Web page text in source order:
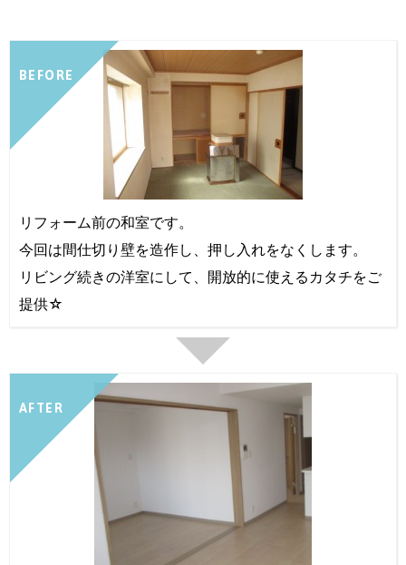
BEFORE
リフォーム前の和室です。
今回は間仕切り壁を造作し、押し入れをなくします。
リビング続きの洋室にして、開放的に使えるカタチをご
提供☆
AFTER